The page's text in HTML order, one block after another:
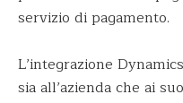
servizio di pagamento.
L’integrazione
sia all’azienda che ai